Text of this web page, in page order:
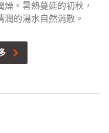
燥。暑熱蔓延的初秋，
潤的湯水自然消散。